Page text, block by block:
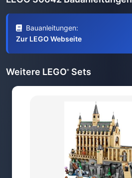
Bauanleitungen:
Zur LEGO Webseite
Weitere LEGO® Sets